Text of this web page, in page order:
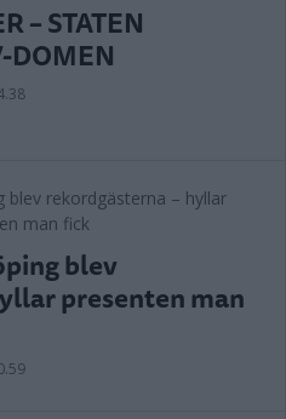
– STATEN
DOMEN
blev
presenten man